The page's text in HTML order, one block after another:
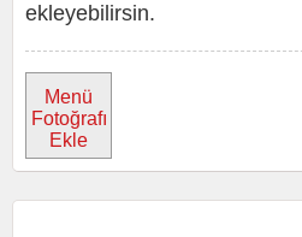
ekleyebilirsin.
Menü
Fotoğrafı
Ekle